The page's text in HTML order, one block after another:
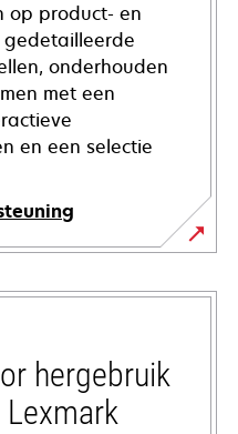
op product- en
onderhouden
met een
en een selectie
hergebruik